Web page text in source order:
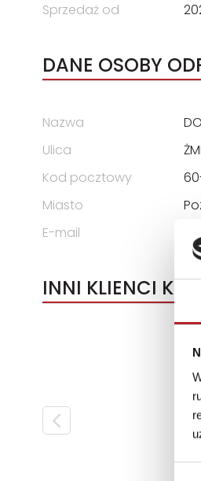
Sprzedaż od
DANE OSOBY
Nazwa
Ulica
Kod pocztowy
Miasto
E-mail
INNI KLIENCI